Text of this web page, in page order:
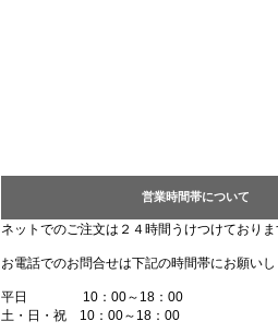
営業時間帯について
ネットでのご注文は２４時間うけつけており
お電話でのお問合せは下記の時間帯にお願い
平日 10：00～18：00
土・日・祝 10：00～18：00